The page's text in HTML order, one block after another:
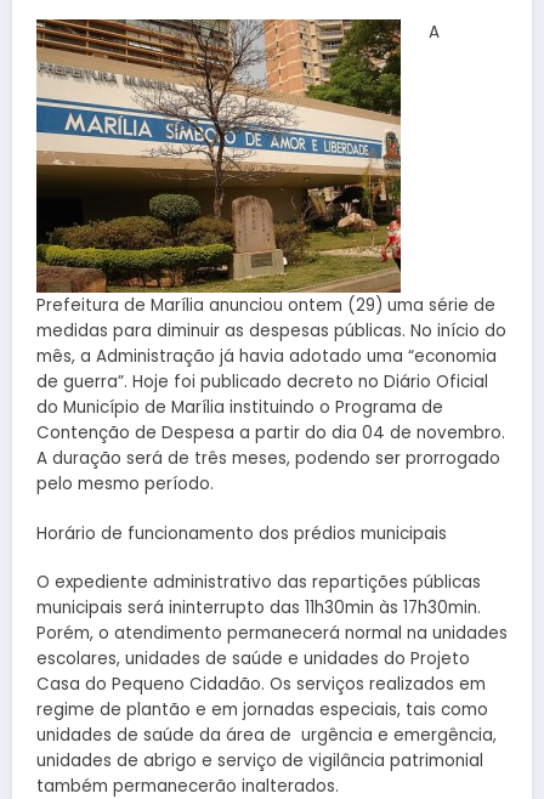
A
Prefeitura de Marília anunciou ontem (29) uma série de
medidas para diminuir as despesas públicas. No início do
mês, a Administração já havia adotado uma “economia
de guerra”. Hoje foi publicado decreto no Diário Oficial
do Município de Marília instituindo o Programa de
Contenção de Despesa a partir do dia 04 de novembro.
A duração será de três meses, podendo ser prorrogado
pelo mesmo período.
Horário de funcionamento dos prédios municipais
O expediente administrativo das repartições públicas
municipais será ininterrupto das 11h30min às 17h30min.
Porém, o atendimento permanecerá normal na unidades
escolares, unidades de saúde e unidades do Projeto
Casa do Pequeno Cidadão. Os serviços realizados em
regime de plantão e em jornadas especiais, tais como
unidades de saúde da área de urgência e emergência,
unidades de abrigo e serviço de vigilância patrimonial
também permanecerão inalterados.